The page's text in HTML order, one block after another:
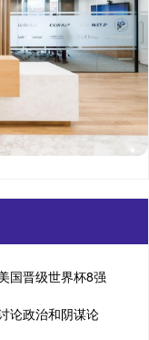
国晋级世界杯8强
论政治和阴谋论